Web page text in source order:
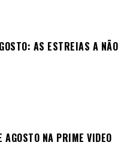
AS ESTREIAS A NÃO
AGOSTO NA PRIME VIDEO